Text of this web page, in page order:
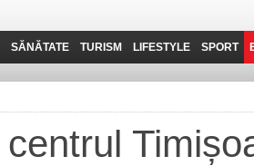
SĂNĂTATE TURISM
PRIN MUNȚII
FANTASTICUL BANAT
LIFESTYLE
POVESTE DE VIAȚĂ
SPORT